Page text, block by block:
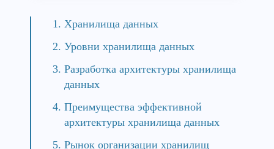
Хранилища данных
Уровни хранилища данных
Разработка архитектуры хранилища
данных
Преимущества эффективной
архитектуры хранилища данных
Рынок организации хранилищ